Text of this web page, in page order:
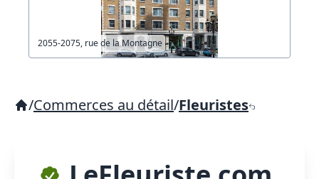
2055-2075, rue de la Montagne
/Commerces au détail/Fleuristes